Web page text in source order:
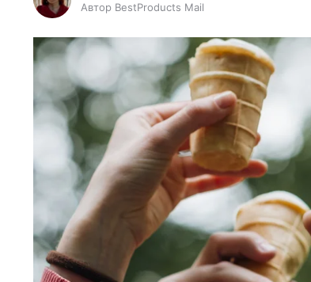
Автор BestProducts Mail